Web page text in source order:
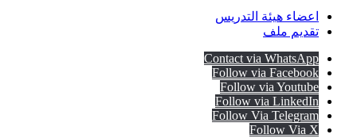
اعضاء هيئة التدريس
تقديم ملف
Contact via WhatsApp
Follow via Facebook
Follow via Youtube
Follow via LinkedIn
Follow Via Telegram
Follow Via X